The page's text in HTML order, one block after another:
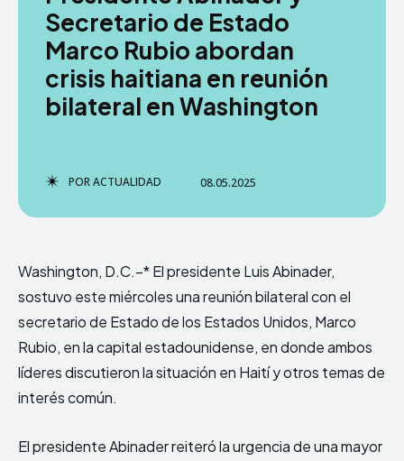
TERMS & CONDITIONS
PRIVACY POLICY
NEWSLETTER
DMCA ABOUT US
EchoVerse
Comparte esto:
Facebook X
TERMS & CONDITIONS
PRIVACY POLICY
NEWSLETTER
DMCA ABOUT US
EchoVerse
Comparte esto:
Facebook X
Secretario de Estado
Marco Rubio abordan
crisis haitiana en reunión
bilateral en Washington
PORACTUALIDAD 08.05.2025
Washington, D.C.–* El presidente Luis Abinader,
sostuvo este miércoles una reunión bilateral con el
secretario de Estado de los Estados Unidos, Marco
Rubio, en la capital estadounidense, en donde ambos
líderes discutieron la situación en Haití y otros temas de
interés común.
El presidente Abinader reiteró la urgencia de una mayor